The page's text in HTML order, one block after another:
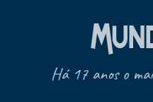
Há 17 anos o